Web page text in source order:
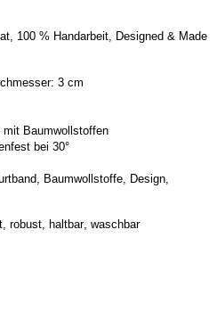
100 % Handarbeit, Designed & Made
3 cm
mit Baumwollstoffen
bei 30°
, Baumwollstoffe, Design,
robust, haltbar, waschbar